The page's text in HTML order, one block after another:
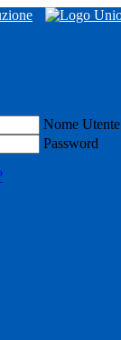
Nome Utente
Password